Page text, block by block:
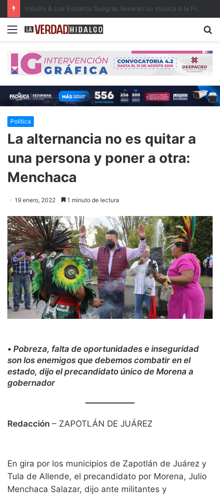
Menu
Política
La alternancia no es quitar a
una persona y poner a otra:
Menchaca
19 enero, 2022 1 minuto de lectura
• Pobreza, falta de oportunidades e inseguridad
son los enemigos que debemos combatir en el
estado, dijo el precandidato único de Morena a
gobernador
Redacción – ZAPOTLÁN DE JUÁREZ
En gira por los municipios de Zapotlán de Juárez y
Tula de Allende, el precandidato por Morena, Julio
Menchaca Salazar, dijo ante militantes y